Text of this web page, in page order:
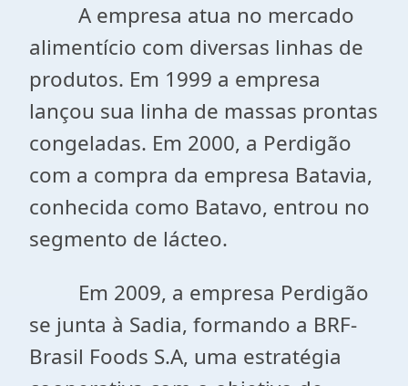
A empresa atua no mercado
alimentício com diversas linhas de
produtos. Em 1999 a empresa
lançou sua linha de massas prontas
congeladas. Em 2000, a Perdigão
com a compra da empresa Batavia,
conhecida como Batavo, entrou no
segmento de lácteo.
Em 2009, a empresa Perdigão
se junta à Sadia, formando a BRF-
Brasil Foods S.A, uma estratégia